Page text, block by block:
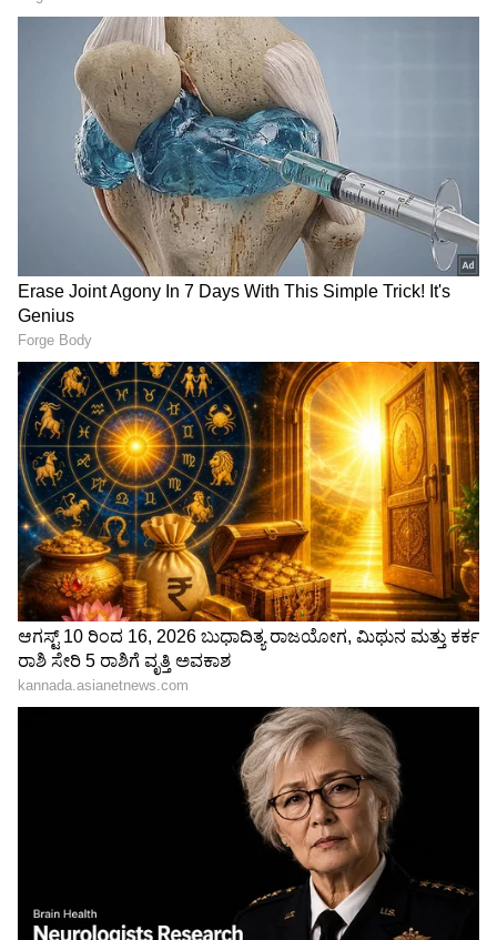
Related Articles
ಈ ವರ್ಷದ ಮುಂಗಾರು ಮಳೆ ಸಾಮಾನ್ಯಕ್ಕಿಂತ ಕಡಿಮೆ:
ಸ್ಕೈಮೆಟ್ ಮುನ್ಸೂಚನೆ
ಕರ್ನಾಟಕದಲ್ಲಿ ಮುಂಗಾರು ಮಳೆ ಅಬ್ಬರ: ಧಾರವಾಡದಲ್ಲಿ
ಶಾಲಾ-ಕಾಲೇಜುಗಳಿಗೆ ರಜೆ
3
3
Image Credit :ANI
ರಾಯಚೂರಿನಲ್ಲಿ ಗರಿಷ್ಠ ತಾಪಮಾನ ದಾಖಲು
ಗೋಕರ್ಣದಲ್ಲಿ 6 ಸೆಂ.ಮೀ., ಹೊನ್ನಾವರ, ಕಾರವಾರ ತಲಾ 5,
ಕುಂದಾಪುರ 4, ಅಂಕೋಲ ಹಾಗೂ ತಿಪಟೂರಿನಲ್ಲಿ ತಲಾ 3
ಸೆಂ.ಮೀ. ಮಳೆಯಾಗಿದೆ. ಮತ್ತೊಂದೆಡೆ ರಾಯಚೂರಿನಲ್ಲಿ
ಗರಿಷ್ಠ ತಾಪಮಾನ 37 ಡಿಗ್ರಿ ಸೆಲ್ಸಿಯಸ್ ದಾಖಲಾಗಿದೆ ಎಂದು